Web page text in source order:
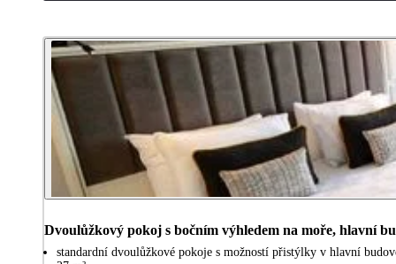
Dvoulůžkový pokoj s bočním výhledem na moře, hlavní
standardní dvoulůžkové pokoje s možností přistýlky v hlavní